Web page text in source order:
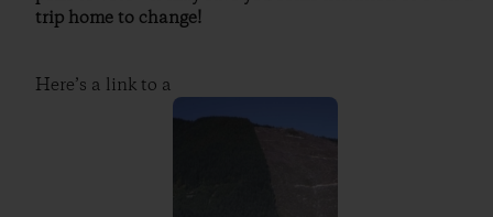
trip home to change!
Here’s a link to a